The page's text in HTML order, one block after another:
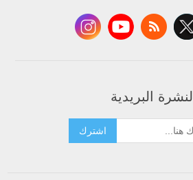
النشرة البريدية
اشترك